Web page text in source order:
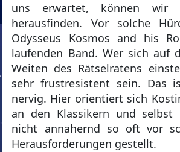
uns erwartet, können wir
herausfinden. Vor solche
Odysseus Kosmos and his
laufenden Band. Wer sich auf
Weiten des Rätselratens
sehr frustresistent sein. Das
nervig. Hier orientiert sich
an den Klassikern und selbst
nicht annähernd so oft vor
Herausforderungen gestellt.